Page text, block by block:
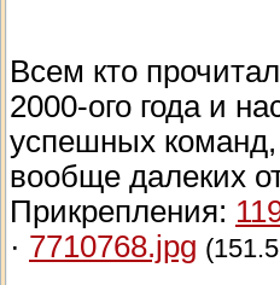
Всем кто
2000-ого года и
успешных
вообще далеких
Прикрепления:
· 7710768.jpg